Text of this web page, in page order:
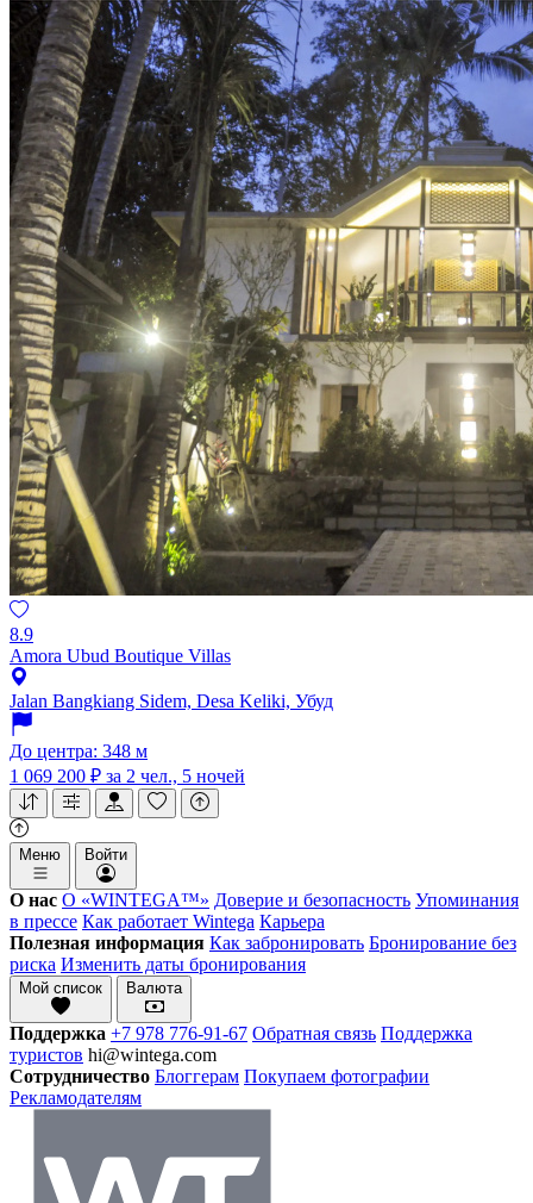
8.9
Amora Ubud Boutique Villas
Jalan Bangkiang Sidem, Desa Keliki, Убуд
До центра: 348 м
1 069 200 ₽ за 2 чел., 5 ночей
Меню Войти
О нас О «WINTEGA™» Доверие и безопасность Упоминания
в прессе Как работает Wintega Карьера
Полезная информация Как забронировать Бронирование без
риска Изменить даты бронирования
Мой список Валюта
Поддержка +7 978 776-91-67 Обратная связь Поддержка
туристов hi@wintega.com
Сотрудничество Блоггерам Покупаем фотографии
Рекламодателям